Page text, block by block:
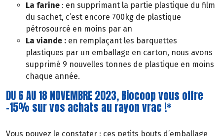
La farine : en supprimant la partie plastique du film
du sachet, c’est encore 700kg de plastique
pétrosourcé en moins par an
La viande : en remplaçant les barquettes
plastiques par un emballage en carton, nous avons
supprimé 9 nouvelles tonnes de plastique en moins
chaque année.
DU 6 AU 18 NOVEMBRE 2023, Biocoop vous offre
-15% sur vos achats au rayon vrac !*
Vous pouvez le constater : ces petits bouts d’emballage